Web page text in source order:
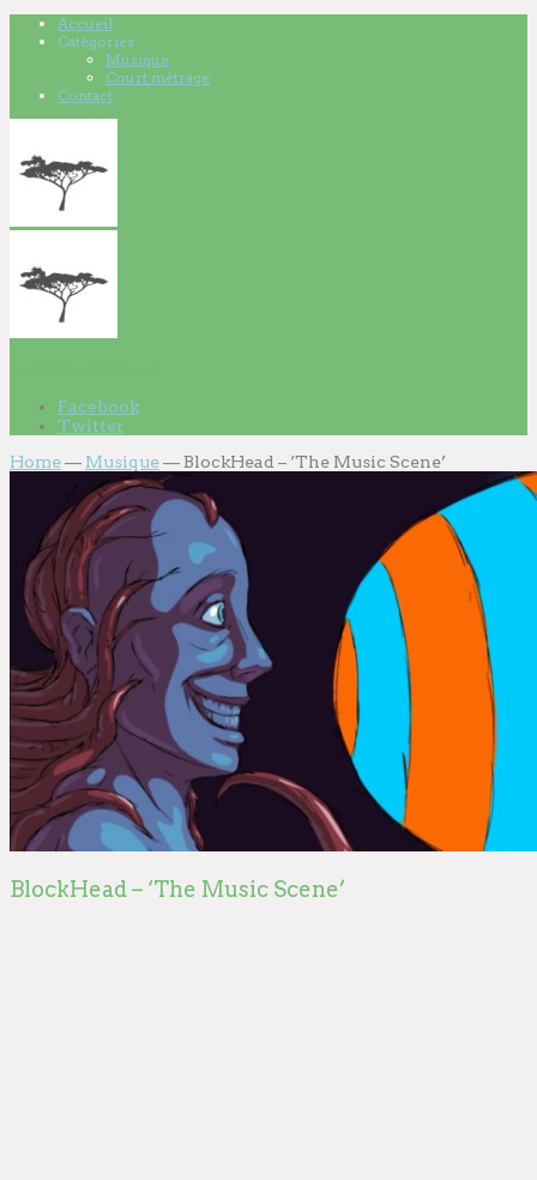
Accueil
Catégories
Musique
Court métrage
Contact
Facebook
Twitter
Home— Musique—BlockHead – ‘The Music Scene’
BlockHead – ‘The Music Scene’